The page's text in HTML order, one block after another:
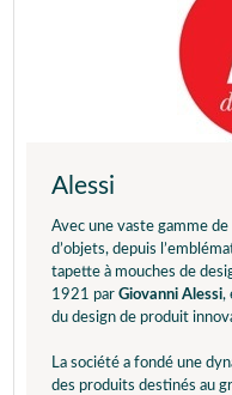
Alessi
Avec une vaste gamme
d’objets, depuis
tapette à mouches de
1921 par Giovanni Alessi,
du design de produit
La société a fondé une
des produits destinés au